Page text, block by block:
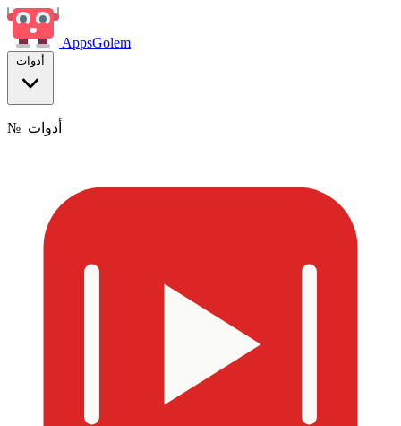
AppsGolem
أدوات
№ أدوات